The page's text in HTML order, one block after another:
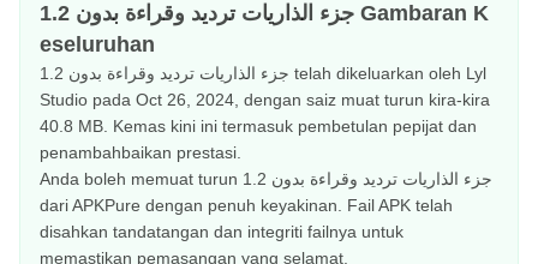
جزء الذاريات ترديد وقراءة بدون 1.2 Gambaran K
eseluruhan
جزء الذاريات ترديد وقراءة بدون 1.2 telah dikeluarkan oleh Lyl
Studio pada Oct 26, 2024, dengan saiz muat turun kira-kira
40.8 MB. Kemas kini ini termasuk pembetulan pepijat dan
penambahbaikan prestasi.
Anda boleh memuat turun جزء الذاريات ترديد وقراءة بدون 1.2
dari APKPure dengan penuh keyakinan. Fail APK telah
disahkan tandatangan dan integriti failnya untuk
memastikan pemasangan yang selamat.